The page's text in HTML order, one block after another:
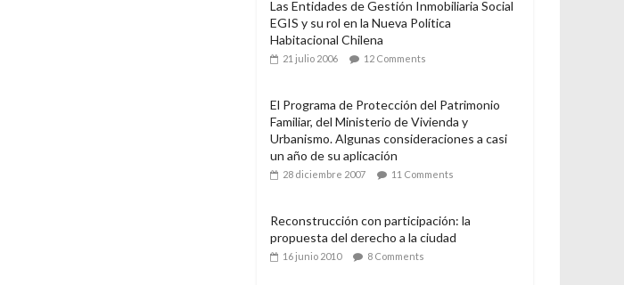
Las Entidades de Gestión Inmobiliaria Social
EGIS y su rol en la Nueva Política
Habitacional Chilena
El Programa de Protección del Patrimonio
Familiar, del Ministerio de Vivienda y
Urbanismo. Algunas consideraciones a casi
un año de su aplicación
Reconstrucción con participación: la
propuesta del derecho a la ciudad